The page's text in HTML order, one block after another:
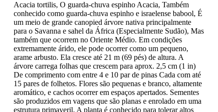
Acacia tortilis, O guarda-chuva espinho Acacia, Também
conhecido como guarda-chuva espinho e israelense babool, É
um meio de grande canopied árvore nativa principalmente
para o Savanna e sahel da África (Especialmente Sudão), Mas
também que ocorrem no Oriente Médio. Em condições
extremamente árido, ele pode ocorrer como um pequeno,
arame arbusto. Ela cresce até 21 m (69 pés) de altura. A
árvore carrega folhas que crescem para aprox. 2,5 cm (1 in)
De comprimento com entre 4 e 10 par de pinas Cada com até
15 pares de folhetos. Flores são pequenas e branco, altamente
aromático, e cachos ocorrer em espaços apertados. Sementes
são produzidos em vagens que são planas e enrolado em uma
estrutura primaveril. A planta é conhecido para tolerar altos